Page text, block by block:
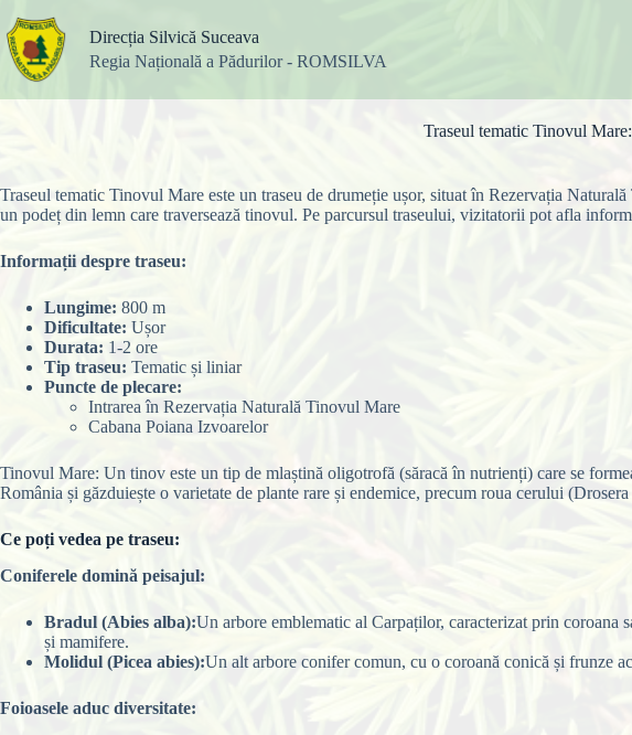
la
conținut
Direcția Silvică Suceava
Regia Națională a Pădurilor - ROMSILVA
Traseul tematic Tinovul
Traseul tematic Tinovul Mare este un traseu de drumeție ușor, situat în Rezervația
un podeț din lemn care traversează tinovul. Pe parcursul traseului, vizitatorii pot afla
Informații despre traseu:
Lungime: 800 m
Dificultate: Ușor
Durata: 1-2 ore
Tip traseu: Tematic și liniar
Puncte de plecare:
Intrarea în Rezervația Naturală Tinovul Mare
Cabana Poiana Izvoarelor
Tinovul Mare: Un tinov este un tip de mlaștină oligotrofă (săracă în nutrienți) care se
România și găzduiește o varietate de plante rare și endemice, precum roua cerului
Ce poți vedea pe traseu:
Coniferele domină peisajul:
Bradul (Abies alba):Un arbore emblematic al Carpaților, caracterizat prin coroana
și mamifere.
Molidul (Picea abies):Un alt arbore conifer comun, cu o coroană conică și frunze
Foioasele aduc diversitate: